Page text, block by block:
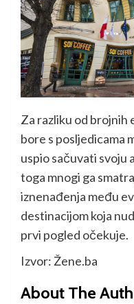
Za razliku od brojnih
bore s posljedicama
uspio sačuvati svoju
toga mnogi ga
iznenađenja među
destinacijom koja
prvi pogled očekuje.
Izvor: Žene.ba
About The